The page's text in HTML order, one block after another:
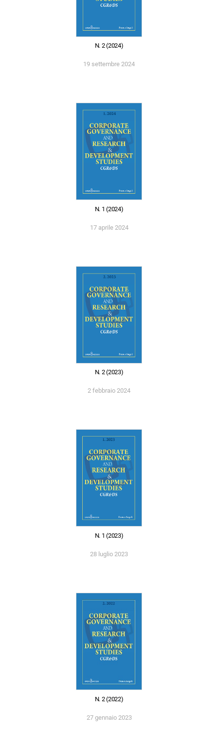
N. 2 (2024)
19 settembre 2024
N. 1 (2024)
17 aprile 2024
N. 2 (2023)
2 febbraio 2024
N. 1 (2023)
28 luglio 2023
N. 2 (2022)
27 gennaio 2023